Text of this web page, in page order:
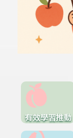
有效學習推動